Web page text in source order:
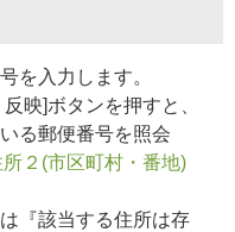
を入力します。
映]ボタンを押すと、
る郵便番号を照会
所２(市区町村・番地)
『該当する住所は存